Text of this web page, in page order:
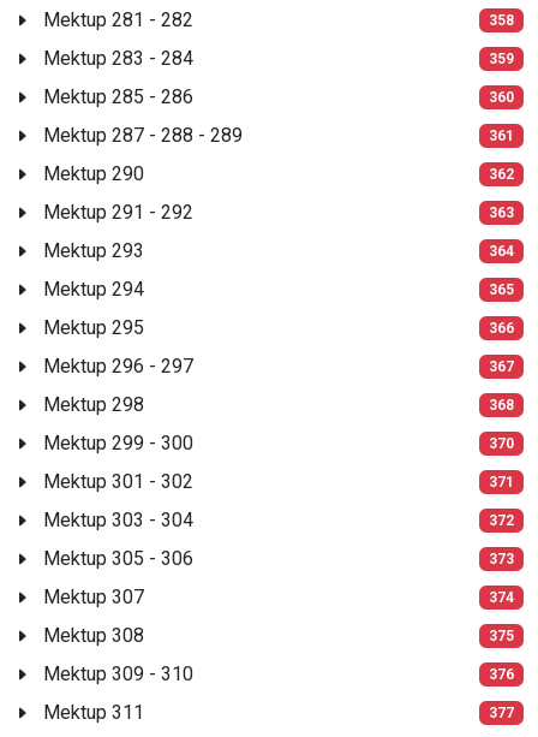
Mektup 281 - 282 358
Mektup 283 - 284 359
Mektup 285 - 286 360
Mektup 287 - 288 - 289 361
Mektup 290 362
Mektup 291 - 292 363
Mektup 293 364
Mektup 294 365
Mektup 295 366
Mektup 296 - 297 367
Mektup 298 368
Mektup 299 - 300 370
Mektup 301 - 302 371
Mektup 303 - 304 372
Mektup 305 - 306 373
Mektup 307 374
Mektup 308 375
Mektup 309 - 310 376
Mektup 311 377